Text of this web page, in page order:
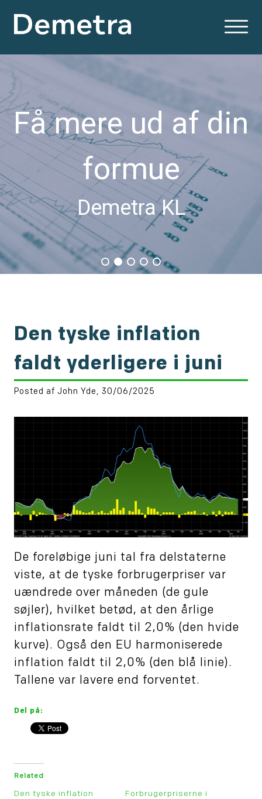
Få mere ud af din
formue
Demetra KL
Den tyske inflation
faldt yderligere i juni
Posted af John Yde, 30/06/2025
De foreløbige juni tal fra delstaterne
viste, at de tyske forbrugerpriser var
uændrede over måneden (de gule
søjler), hvilket betød, at den årlige
inflationsrate faldt til 2,0% (den hvide
kurve). Også den EU harmoniserede
inflation faldt til 2,0% (den blå linie).
Tallene var lavere end forventet.
Del på:
Related
Den tyske inflation
Forbrugerpriserne i